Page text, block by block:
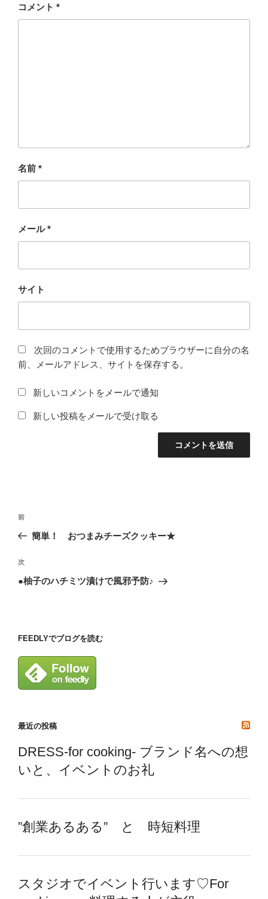
コメント *
名前 *
メール*
サイト
次回のコメントで使用するためブラウザーに自分の名
前、メールアドレス、サイトを保存する。
新しいコメントをメールで通知
新しい投稿をメールで受け取る
投
ナ
ビ
ゲ
ン
前
の
稿
前
簡単！ おつまみチーズクッキー★
次
の
次
●柚子のハチミツ漬けで風邪予防♪
FEEDLYでブログを読む
最近の投稿
DRESS-for cooking- ブランド名への想
いと、イベントのお礼
”創業あるある” と 時短料理
スタジオでイベント行います♡For